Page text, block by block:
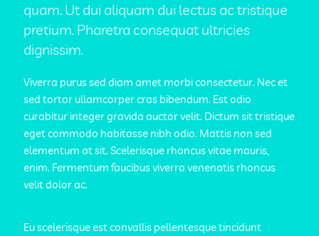
quam. Ut dui aliquam dui lectus ac tristique
pretium. Pharetra consequat ultricies
dignissim.
Viverra purus sed diam amet morbi consectetur. Nec et
sed tortor ullamcorper cras bibendum. Est odio
curabitur integer gravida auctor velit. Dictum sit tristique
eget commodo habitasse nibh odio. Mattis non sed
elementum at sit. Scelerisque rhoncus vitae mauris,
enim. Fermentum faucibus viverra venenatis rhoncus
velit dolor ac.
Eu scelerisque est convallis pellentesque tincidunt